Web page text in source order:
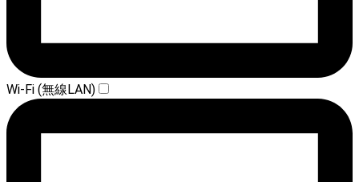
Wi-Fi (無線LAN)